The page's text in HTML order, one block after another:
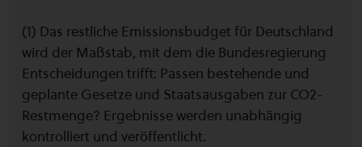
(1) Das restliche Emissionsbudget für Deutschland
wird der Maßstab, mit dem die Bundesregierung
Entscheidungen trifft: Passen bestehende und
geplante Gesetze und Staatsausgaben zur CO2-
Restmenge? Ergebnisse werden unabhängig
kontrolliert und veröffentlicht.